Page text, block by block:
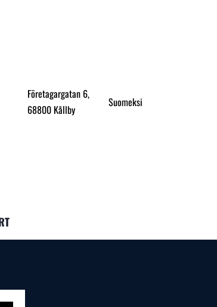
Företagargatan 6,
68800 Kållby
Suomeksi